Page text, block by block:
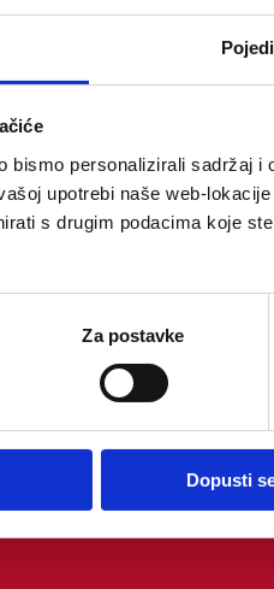
bismo personalizirali sadržaj
upotrebi naše web-
s drugim podacima koje
Za postavke
Dopusti